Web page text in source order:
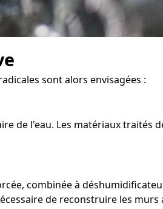
sont alors envisagées :
de l'eau. Les matériaux traités
combinée à
de reconstruire les murs